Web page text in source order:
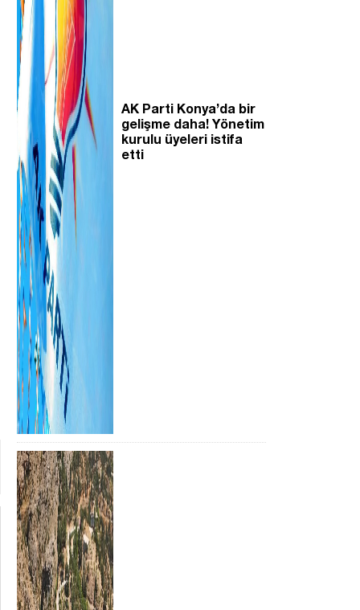
AK Parti Konya’da bir
gelişme daha! Yönetim
kurulu üyeleri istifa
etti